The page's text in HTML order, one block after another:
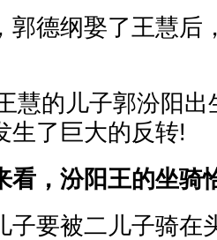
郭德纲娶了王慧后
慧的儿子郭汾阳
生了巨大的反转!
看，汾阳王的坐骑
子要被二儿子骑在